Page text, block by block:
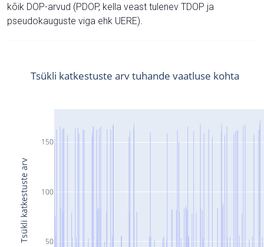
kõik DOP-arvud (PDOP, kella veast tulenev TDOP ja
pseudokauguste viga ehk UERE).
50
100
150
Tsükli katkestuste arv tuhande vaatluse kohta
Tsükli katkestuste arv